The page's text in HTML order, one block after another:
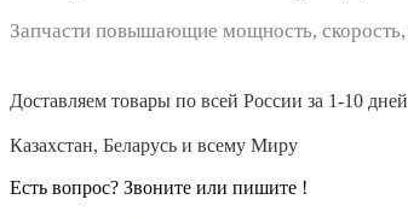
Запчасти повышающие мощность,
Доставляем товары по всей России за 1-10 дней
Казахстан, Беларусь и всему Миру
Есть вопрос? Звоните или пишите !